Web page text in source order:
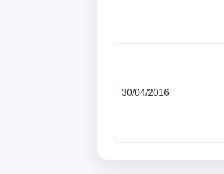
30/04/2016